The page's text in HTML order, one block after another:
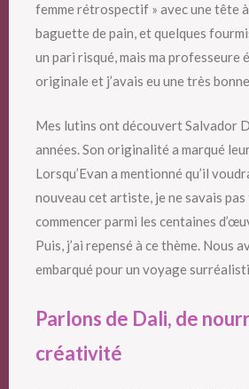
femme rétrospectif » avec une tête
baguette de pain, et quelques
un pari risqué, mais ma professeure
originale et j’avais eu une très
Mes lutins ont découvert Salvador
années. Son originalité a marqué
Lorsqu’Evan a mentionné qu’il
nouveau cet artiste, je ne savais
commencer parmi les centaines
Puis, j’ai repensé à ce thème. Nous
embarqué pour un voyage
Parlons de Dali, de
créativité